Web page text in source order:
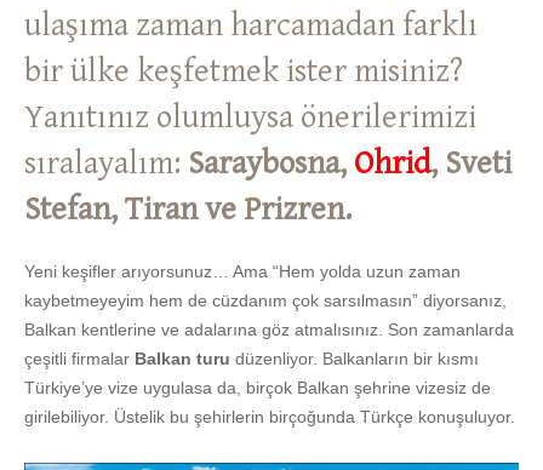
ulaşıma zaman harcamadan farklı
bir ülke keşfetmek ister misiniz?
Yanıtınız olumluysa önerilerimizi
sıralayalım: Saraybosna, Ohrid, Sveti
Stefan, Tiran ve Prizren.
Yeni keşifler arıyorsunuz… Ama “Hem yolda uzun zaman
kaybetmeyeyim hem de cüzdanım çok sarsılmasın” diyorsanız,
Balkan kentlerine ve adalarına göz atmalısınız. Son zamanlarda
çeşitli firmalar Balkan turu düzenliyor. Balkanların bir kısmı
Türkiye’ye vize uygulasa da, birçok Balkan şehrine vizesiz de
girilebiliyor. Üstelik bu şehirlerin birçoğunda Türkçe konuşuluyor.